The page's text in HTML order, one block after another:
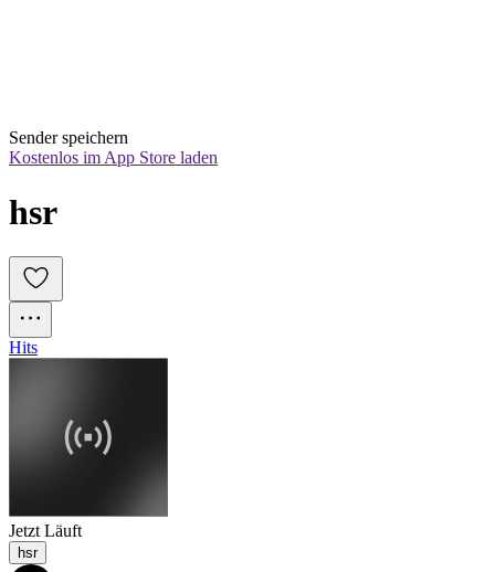
Sender speichern
Kostenlos im App Store laden
hsr
Hits
Jetzt Läuft
hsr